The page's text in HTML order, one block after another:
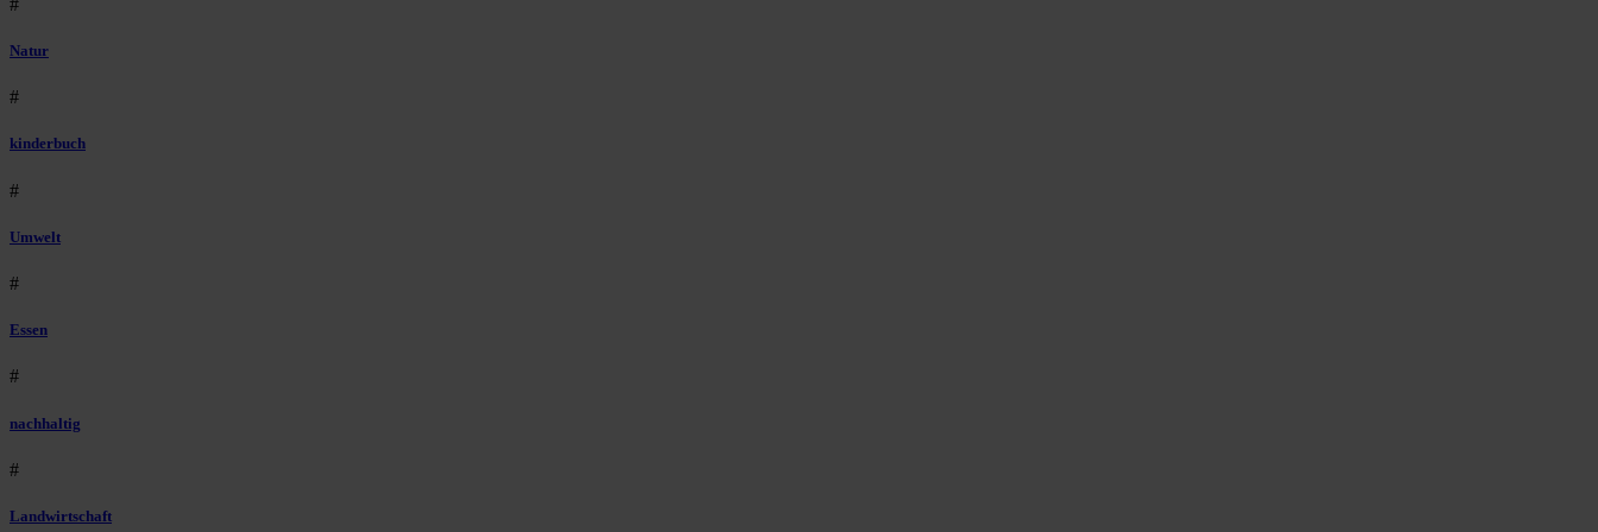
#
Natur
#
kinderbuch
#
Umwelt
#
Essen
#
nachhaltig
#
Landwirtschaft